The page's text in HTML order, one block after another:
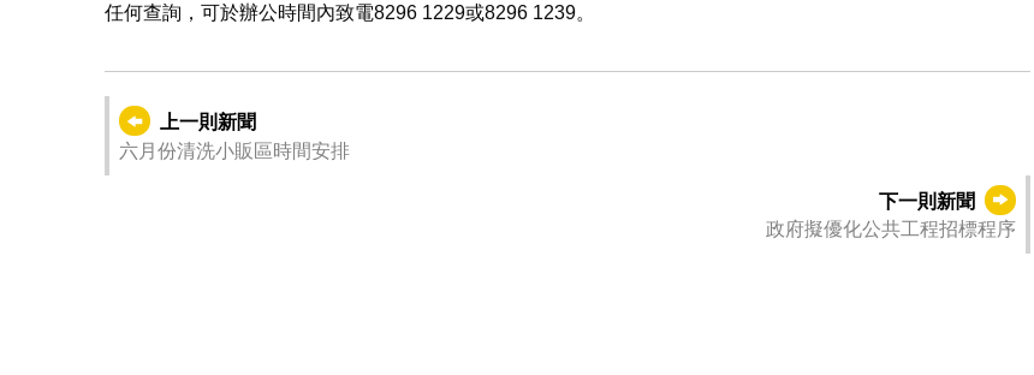
任何查詢，可於辦公時間內致電8296 1229或8296 1239。
上一則新聞
六月份清洗小販區時間安排
下一則新聞
政府擬優化公共工程招標程序